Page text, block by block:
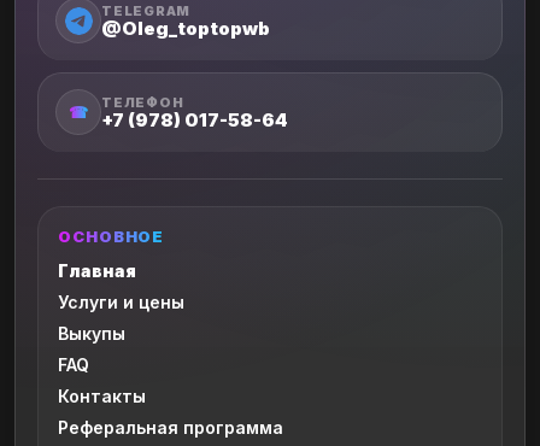
TELEGRAM
@Oleg_toptopwb
☎ ТЕЛЕФОН
+7 (978) 017-58-64
ОСНОВНОЕ
Главная
Услуги и цены
Выкупы
FAQ
Контакты
Реферальная программа